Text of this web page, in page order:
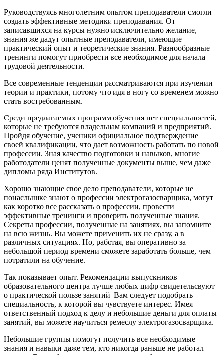
Руководствуясь многолетним опытом преподаватели смогли
создать эффективные методики преподавания. От
записавшихся на курсы нужно исключительно желание,
знания же дадут опытные преподаватели, имеющие
практический опыт и теоретические знания. Разнообразные
тренинги помогут приобрести все необходимое для начала
трудовой деятельности.
Все современные тенденции рассматриваются при изучении
теории и практики, потому что идя в ногу со временем можно
стать востребованным.
Среди предлагаемых программ обучения нет специальностей,
которые не требуются владельцам компаний и предприятий.
Пройдя обучение, ученики официальное подтверждение
своей квалификации, что дает возможность работать по новой
профессии. Зная качество подготовки и навыков, многие
работодатели ценят полученные документы выше, чем даже
дипломы ряда Институтов.
Хорошо знающие свое дело преподаватели, которые не
понаслышке знают о профессии электрогазосварщика, могут
как коротко все рассказать о профессии, провести
эффективные тренинги и проверить полученные знания.
Секреты профессии, полученные на занятиях, вы запомните
на всю жизнь. Вы можете применить их не сразу, а в
различных ситуациях. Но, работая, вы оперативно за
небольшой период времени сможете заработать больше, чем
потратили на обучение.
Так показывает опыт. Рекомендации выпускников
образовательного центра лучше любых цифр свидетельсвуют
о практической пользе занятий. Вам следует подобрать
специальность, к которой вы чувствуете интерес. Имея
ответственный подход к делу и небольшие деньги для оплаты
занятий, вы можете научиться ремеслу электрогазосварщика.
Небольшие группы помогут получить все необходимые
знания и навыки даже тем, кто никогда раньше не работал